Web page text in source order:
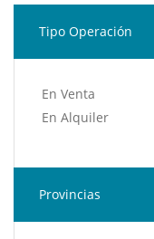
Tipo Operación
En Venta
En Alquiler
Provincias